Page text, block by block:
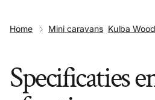
Home Mini caravans Kulba
Specificaties